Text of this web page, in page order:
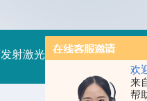
欢
来
帮
射激光器 RFLDM-RF射